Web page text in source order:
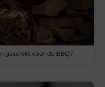
geschikt voor de BBQ?